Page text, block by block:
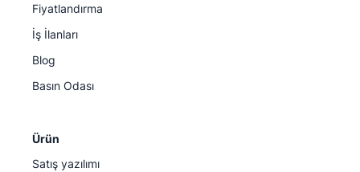
Fiyatlandırma
İş İlanları
Blog
Basın Odası
Ürün
Satış yazılımı